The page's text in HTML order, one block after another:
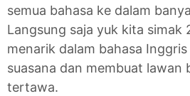
semua bahasa ke dalam
Langsung saja yuk kita
menarik dalam bahasa
suasana dan membuat lawan
tertawa.